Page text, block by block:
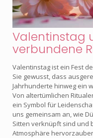
Valentinstag
verbundene
Valentinstag ist ein Fest
Sie gewusst, dass
Jahrhunderte hinweg ein
Von altertümlichen
ein Symbol für
uns gemeinsam an, wie
Sitten verknüpft sind und
Atmosphäre